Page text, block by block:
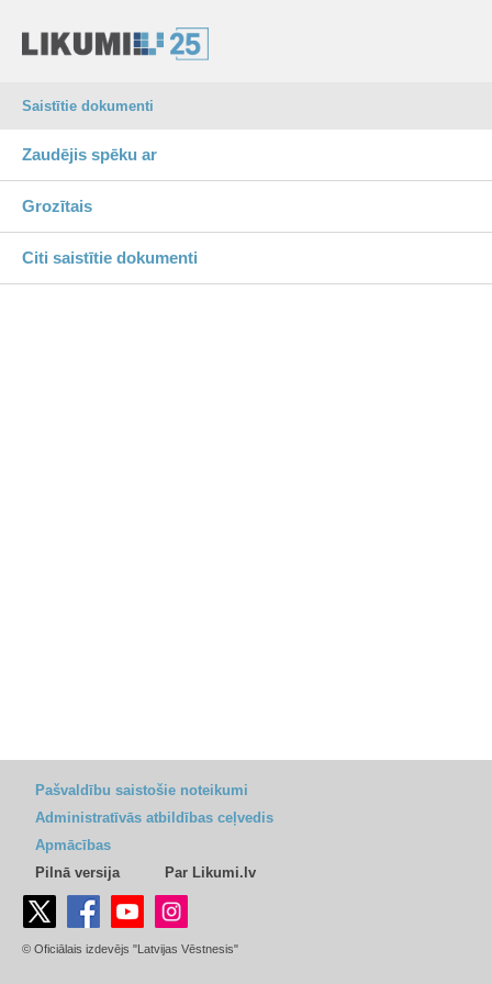
Saistītie dokumenti
Zaudējis spēku ar
Grozītais
Citi saistītie dokumenti
Pašvaldību saistošie noteikumi
Administratīvās atbildības ceļvedis
Apmācības
Pilnā versija
Par Likumi.lv
© Oficiālais izdevējs "Latvijas Vēstnesis"